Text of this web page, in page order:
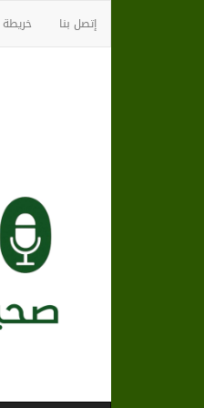
إتصل بنا خريطة